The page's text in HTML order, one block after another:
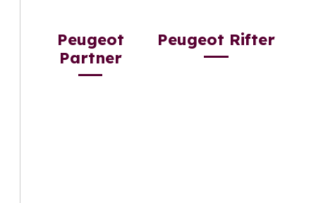
Peugeot
Partner
Peugeot Rifter